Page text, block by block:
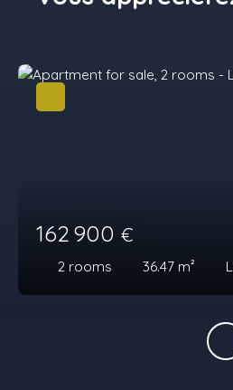
162 900 €
2 rooms 36.47 m²